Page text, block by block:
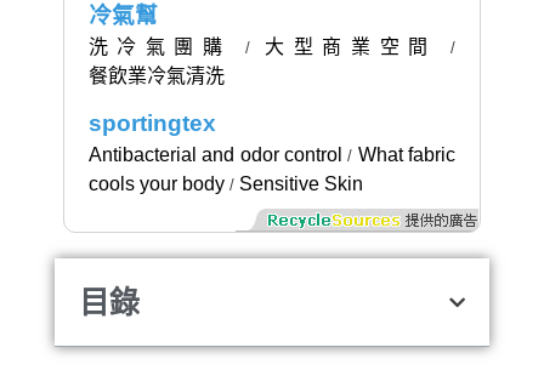
冷氣幫
洗冷氣團購 / 大型商業空間 /
餐飲業冷氣清洗
sportingtex
Antibacterial and odor control / What fabric
cools your body/ Sensitive Skin
目錄